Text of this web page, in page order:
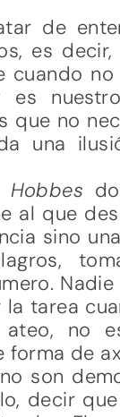
de
es
cuando
es
no
una
que
sino
tarea
no
forma de
son
decir